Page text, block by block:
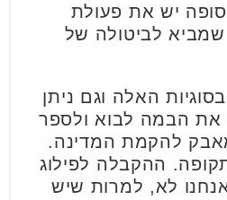
כשבסופה יש את פעולת
לביטולה של
האלה וגם ניתן
את הבמה לבוא ולספר
להקמת המדינה.
ההקבלה לפילוג
לא, למרות שיש